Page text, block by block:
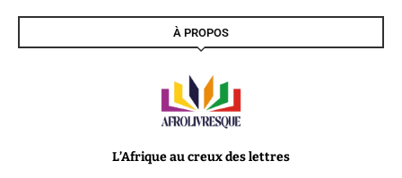
À PROPOS
L’Afrique au creux des lettres